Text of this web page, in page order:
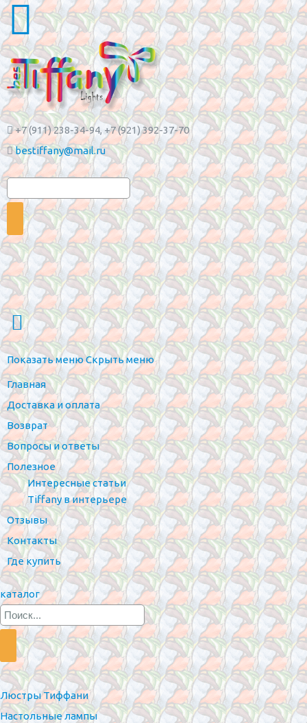
+7 (911) 238-34-94, +7 (921) 392-37-70
bestiffany@mail.ru
Показать менюСкрыть меню
Главная
Доставка и оплата
Возврат
Вопросы и ответы
Полезное
Интересные статьи
Tiffany в интерьере
Отзывы
Контакты
Где купить
каталог
Люстры Тиффани
Настольные лампы